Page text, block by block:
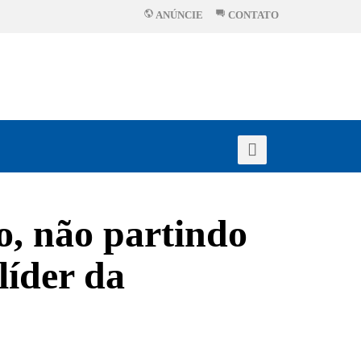
ANÚNCIE CONTATO
não partindo
da